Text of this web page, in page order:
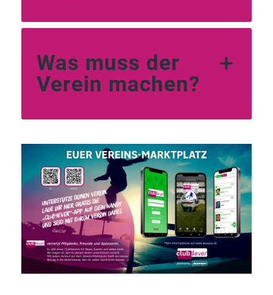
Was muss der
Verein machen?